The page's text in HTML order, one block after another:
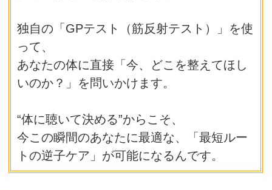
独自の「GPテスト（筋反射テスト）」を使
って、
あなたの体に直接「今、どこを整えてほし
いのか？」を問いかけます。
“体に聴いて決める”からこそ、
今この瞬間のあなたに最適な、「最短ルー
トの逆子ケア」が可能になるんです。